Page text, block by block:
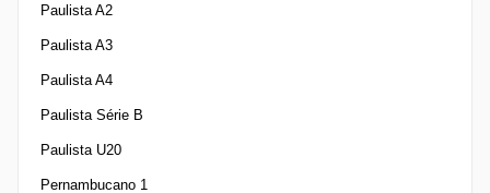
Paulista A2
Paulista A3
Paulista A4
Paulista Série B
Paulista U20
Pernambucano 1